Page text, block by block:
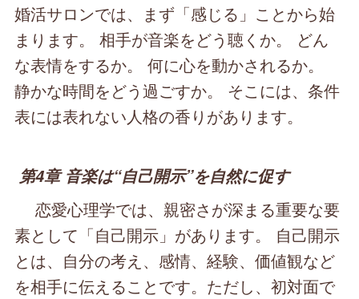
婚活サロンでは、まず「感じる」ことから始
まります。 相手が音楽をどう聴くか。 どん
な表情をするか。 何に心を動かされるか。
静かな時間をどう過ごすか。 そこには、条件
表には表れない人格の香りがあります。
第4章 音楽は“自己開示”を自然に促す
恋愛心理学では、親密さが深まる重要な要
素として「自己開示」があります。 自己開示
とは、自分の考え、感情、経験、価値観など
を相手に伝えることです。ただし、初対面で